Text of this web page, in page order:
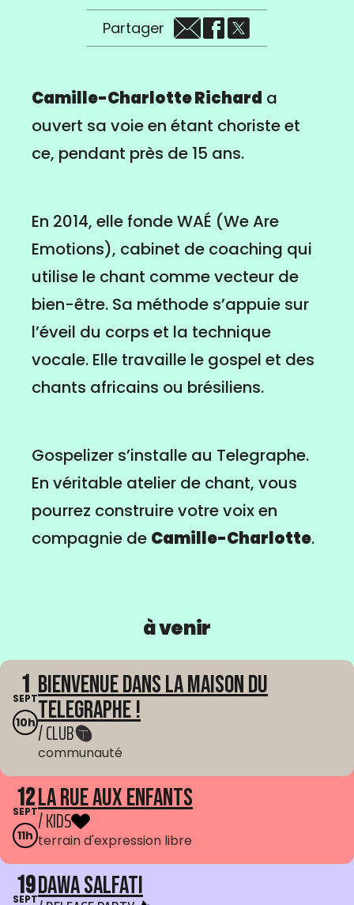
Partager
Camille-Charlotte Richard a
ouvert sa voie en étant choriste et
ce, pendant près de 15 ans.
En 2014, elle fonde WAÉ (We Are
Emotions), cabinet de coaching qui
utilise le chant comme vecteur de
bien-être. Sa méthode s’appuie sur
l’éveil du corps et la technique
vocale. Elle travaille le gospel et des
chants africains ou brésiliens.
Gospelizer s’installe au Telegraphe.
En véritable atelier de chant, vous
pourrez construire votre voix en
compagnie de Camille-Charlotte.
à venir
1
SEPT
10h
Bienvenue dans La Maison du
Telegraphe !
/ CLUB
communauté
12
SEPT
11h
La Rue aux enfants
/ KIDS
terrain d'expression libre
19
SEPTDawa Salfati